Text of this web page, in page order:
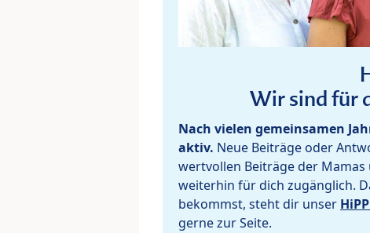
Wir sind für
Nach vielen gemeinsamen
aktiv. Neue Beiträge oder
wertvollen Beiträge der
weiterhin für dich zugänglich.
bekommst, steht dir unser
gerne zur Seite.